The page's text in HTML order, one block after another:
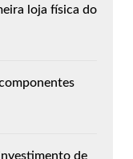
loja física do
de